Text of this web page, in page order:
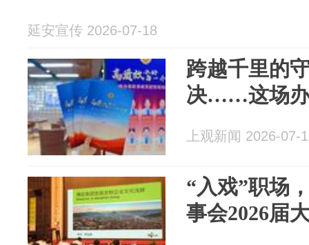
延安宣传 2026-07-18
跨越千里的
决……这场办
上观新闻 2026-07-
“入戏”职场
事会2026届